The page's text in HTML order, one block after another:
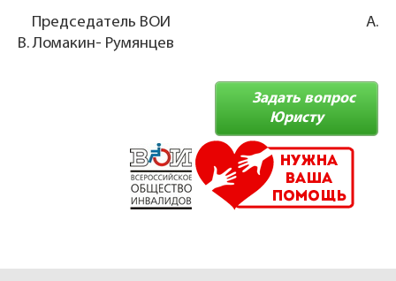
Председатель ВОИ А.
В. Ломакин- Румянцев
Задать вопрос
Юристу